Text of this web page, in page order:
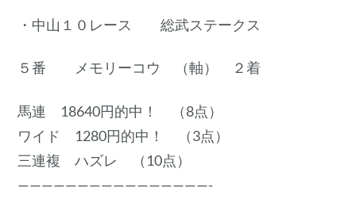
・中山１０レース 総武ステークス
５番 メモリーコウ （軸） ２着
馬連 18640円的中！ （8点）
ワイド 1280円的中！ （3点）
三連複 ハズレ （10点）
————————————————-